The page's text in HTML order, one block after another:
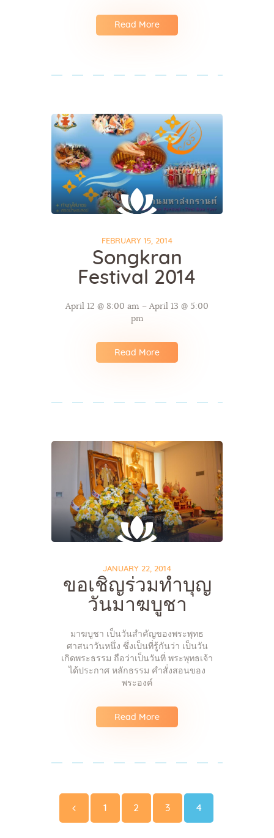
Read More
FEBRUARY 15, 2014
Songkran
Festival 2014
April 12 @ 8:00 am – April 13 @ 5:00
pm
Read More
JANUARY 22, 2014
ขอเชิญร่วมทำบุญ
วันมาฆบูชา
มาฆบูชา เป็นวันสำคัญของพระพุทธ
ศาสนาวันหนึ่ง ซึ่งเป็นที่รู้กันว่า เป็นวัน
เกิดพระธรรม ถือว่าเป็นวันที่ พระพุทธเจ้า
ได้ประกาศ หลักธรรม คำสั่งสอนของ
พระองค์
Read More
pagination
1
2
3
4